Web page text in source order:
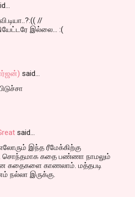
//
இல்லை... :(
said…
said…
இந்த ரீமேக்கிற்கு
சொந்தமாக கதை பண்ணா நாமலும்
கதைகளை காணலாம். மத்தபடி
நல்லா இருக்கு.